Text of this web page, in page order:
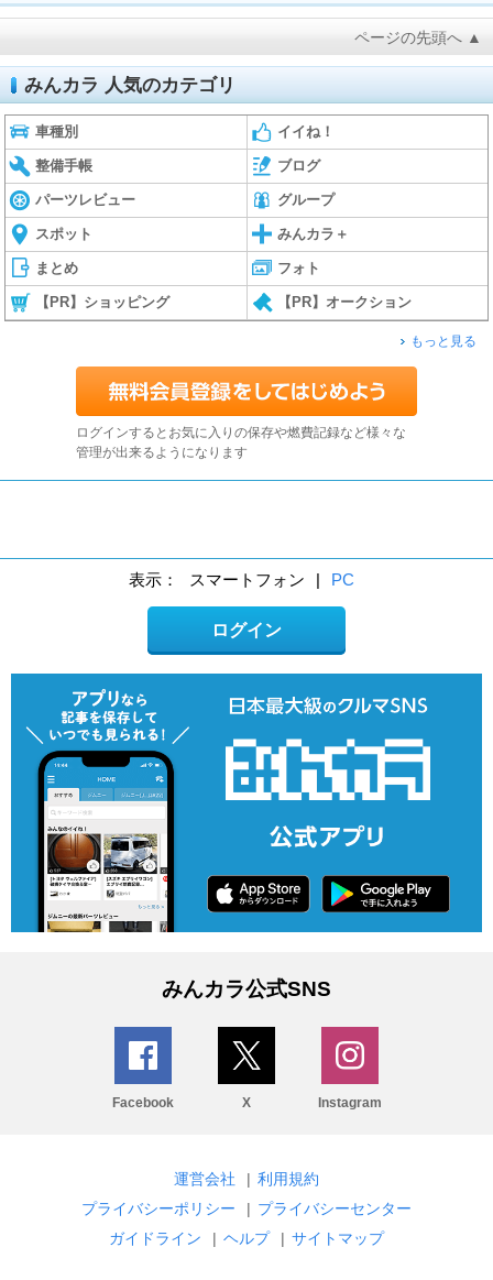
ページの先頭へ ▲
みんカラ 人気のカテゴリ
車種別 イイね！
整備手帳 ブログ
パーツレビュー グループ
スポット みんカラ＋
まとめ フォト
【PR】ショッピング 【PR】オークション
もっと見る
ログインするとお気に入りの保存や燃費記録など様々な
管理が出来るようになります
表示： スマートフォン | PC
ログイン
みんカラ公式SNS
Facebook X Instagram
運営会社 | 利用規約
プライバシーポリシー
| プライバシーセンター
ガイドライン
| ヘルプ | サイトマップ